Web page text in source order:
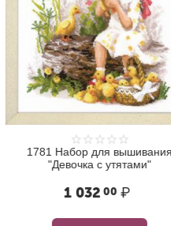
1781 Набор для вышивания
"Девочка с утятами"
1 032 00 ₽